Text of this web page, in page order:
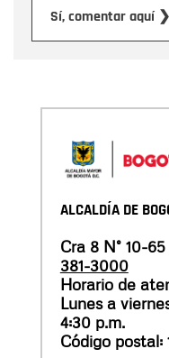
Sí, comentar aquí ❯
ALCALDÍA DE
Cra 8 N° 10-
381-3000
Horario de
Lunes a
4:30 p.m.
Código postal: